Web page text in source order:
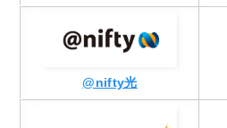
@nifty光